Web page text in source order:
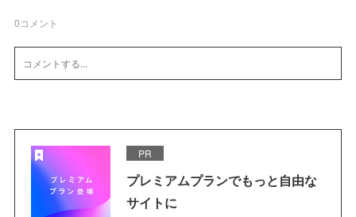
0コメント
PR
プレミアムプランでもっと自由な
サイトに